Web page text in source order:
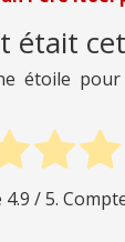
était
étoile
4.9 / 5.